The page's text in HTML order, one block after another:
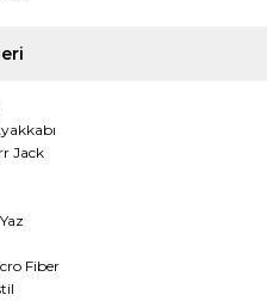
Jack
Fiber